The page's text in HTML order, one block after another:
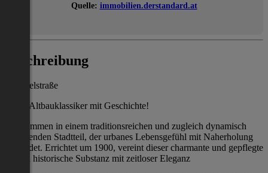
Quelle: immobilien.derstandard.at
Beschreibung
Enenkelstraße
Altbauklassiker mit Geschichte!
Willkommen in einem traditionsreichen und zugleich dynamisch
wachsenden Stadtteil, der urbanes Lebensgefühl mit Naherholung
verbindet. Errichtet um 1900, vereint dieser charmante und gepflegte
Altbau historische Substanz mit zeitloser Eleganz